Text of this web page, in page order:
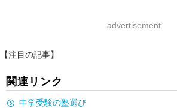
advertisement
【注目の記事】
関連リンク
中学受験の塾選び